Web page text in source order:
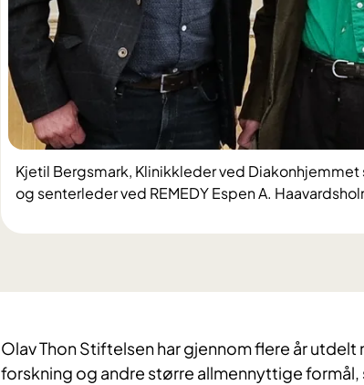
Kjetil Bergsmark, Klinikkleder ved Diakonhjemmet
og senterleder ved REMEDY Espen A.
​Olav Thon Stiftelsen har gjennom flere år utdelt
forskning og andre større allmennyttige